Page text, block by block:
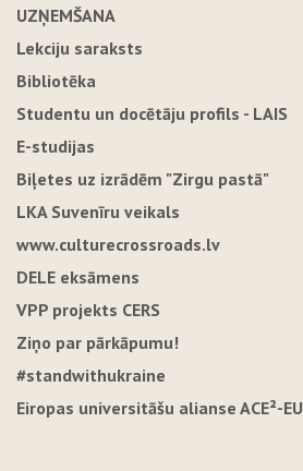
UZŅEMŠANA
Lekciju saraksts
Bibliotēka
Studentu un docētāju profils - LAIS
E-studijas
Biļetes uz izrādēm "Zirgu pastā"
LKA Suvenīru veikals
www.culturecrossroads.lv
DELE eksāmens
VPP projekts CERS
Ziņo par pārkāpumu!
#standwithukraine
Eiropas universitāšu alianse ACE²-EU